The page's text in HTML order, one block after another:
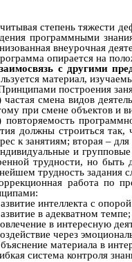
степень тяжести
программными
внеурочная
опирается на
с другими
материал,
построения
частая смена видов
при смене объектов и
повторяемость
должны строиться
к занятиям; вторая –
и
трудности, но быть
трудность задания
работа по
интеллекта с
в адекватном темпе;
в интересную
через
материала в
система контроля